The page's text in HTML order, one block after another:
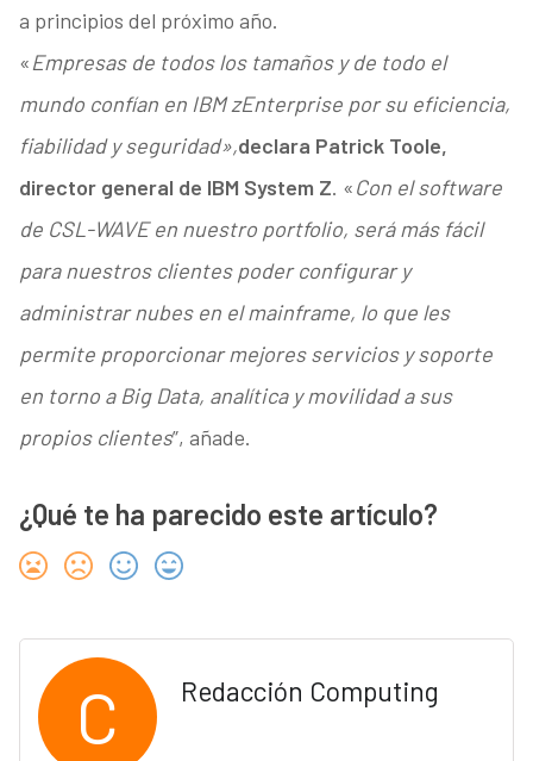
a principios del próximo año.
«Empresas de todos los tamaños y de todo el
mundo confían en IBM zEnterprise por su eficiencia,
fiabilidad y seguridad»,declara Patrick Toole,
director general de IBM System Z. «Con el software
de CSL-WAVE en nuestro portfolio, será más fácil
para nuestros clientes poder configurar y
administrar nubes en el mainframe, lo que les
permite proporcionar mejores servicios y soporte
en torno a Big Data, analítica y movilidad a sus
propios clientes”, añade.
¿Qué te ha parecido este artículo?
C Redacción Computing